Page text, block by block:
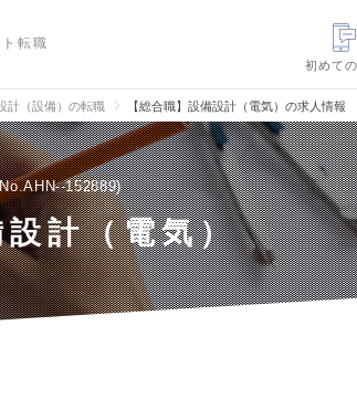
転職
初めて
計（設備）の転職 【総合職】設備設計（電気）の求人情報
152889
計（電気）